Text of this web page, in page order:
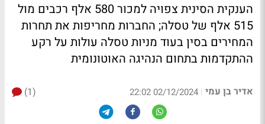
הענקית הסינית צפויה למכור 580 אלף רכבים מול
515 אלף של טסלה; החברות מחריפות את תחרות
המחירים בסין בעוד מניות טסלה עולות על רקע
ההתקדמות בתחום הנהיגה האוטונומית
אדיר בן עמי |
02/12/2024 22:02
(1)